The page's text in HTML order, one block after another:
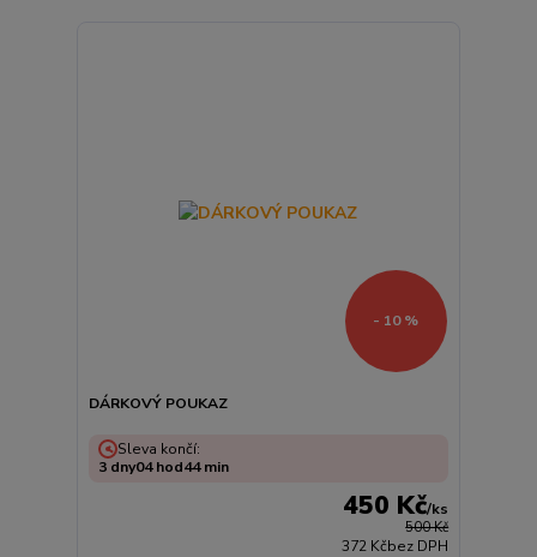
- 10 %
DÁRKOVÝ POUKAZ
500 Kč
450 Kč/ks
372 Kčbez DPH
Sleva končí:
3 dny04hod44min